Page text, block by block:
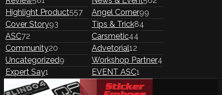
Highlight Product557 Angel Corner99
Cover Story93 Tips & Trick84
ASC72 Carsmetic44
Community20 Advetorial12
Uncategorized9 Workshop Partner4
Expert Say1 EVENT ASC1